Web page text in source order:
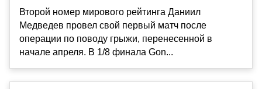
Второй номер мирового рейтинга Даниил
Медведев провел свой первый матч после
операции по поводу грыжи, перенесенной в
начале апреля. В 1/8 финала Gon...